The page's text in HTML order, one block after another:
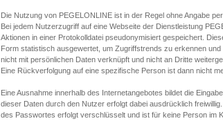
Die Nutzung von PEGELONLINE ist in der Regel ohne Angabe
Bei jedem Nutzerzugriff auf eine Webseite der Dienstleistung
Aktionen in einer Protokolldatei pseudonymisiert gespeichert.
Form statistisch ausgewertet, um Zugriffstrends zu erkennen
nicht mit persönlichen Daten verknüpft und nicht an Dritte
Eine Rückverfolgung auf eine spezifische Person ist dann nicht
Eine Ausnahme innerhalb des Internetangebotes bildet die
dieser Daten durch den Nutzer erfolgt dabei ausdrücklich
des Passwortes erfolgt verschlüsselt und ist für keine Person im